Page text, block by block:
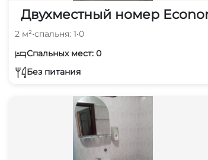
Двухместный номер
2 м²•спальня: 1•0
Спальных мест: 0
Без питания